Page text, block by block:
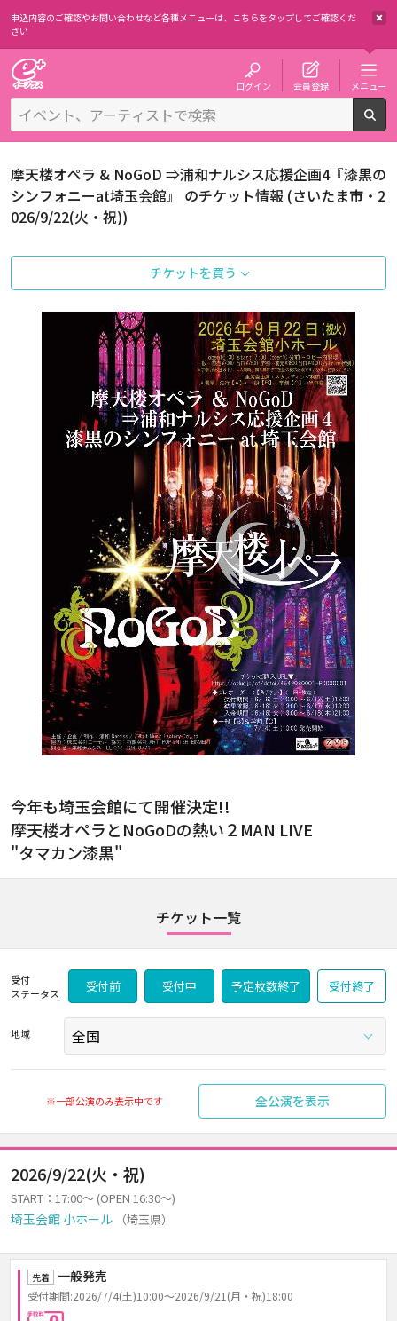
申込内容のご確認やお問い合わせなど各種メニューは、 こちらをタップしてご確認くだ
さい
ログイン 会員登録 メニュー
摩天楼オペラ & NoGoD ⇒浦和ナルシス応援企画4『漆黒の
シンフォニーat埼玉会館』 のチケット情報 (さいたま市・2
026/9/22(火・祝))
チケットを買う
今年も埼玉会館にて開催決定!!
摩天楼オペラとNoGoDの熱い２MAN LIVE
"タマカン漆黒"
チケット一覧
受付
ステータス
受付前 受付中 予定枚数終了 受付終了
地域
※一部公演のみ表示中です 全公演を表示
2026/9/22(火・祝)
START：17:00～ (OPEN 16:30～)
埼玉会館 小ホール （埼玉県）
先着 一般発売
受付期間:2026/7/4(土)10:00～2026/9/21(月・祝)18:00